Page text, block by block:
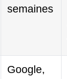
semaines
Google,